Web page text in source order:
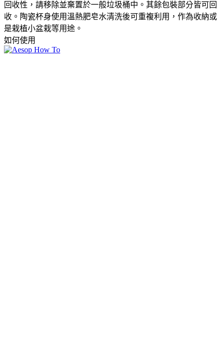
回收性，請移除並棄置於一般垃圾桶中。其餘包裝部分皆可回
收。陶瓷杯身使用溫熱肥皂水清洗後可重複利用，作為收納或
是栽植小盆栽等用途。​
如何使用